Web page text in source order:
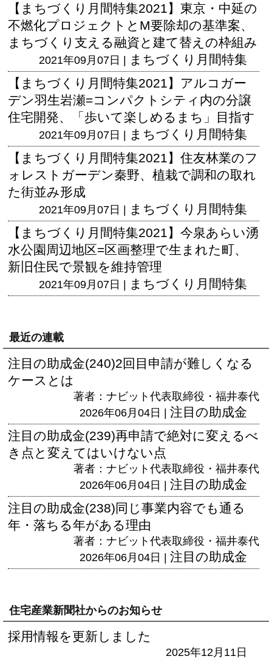
【まちづくり月間特集2021】東京・中延の
不燃化プロジェクトとM要除却の基準案、
まちづくり支える融資と建て替えの枠組み
2021年09月07日 | まちづくり月間特集
【まちづくり月間特集2021】アルコガー
デン羽生岩瀬=コンパクトシティ内の分譲
住宅開発、「歩いて楽しめるまち」目指す
2021年09月07日 | まちづくり月間特集
【まちづくり月間特集2021】住友林業のフ
ォレストガーデン秦野、植栽で調和の取れ
た街並み形成
2021年09月07日 | まちづくり月間特集
【まちづくり月間特集2021】今泉あらい湧
水公園周辺地区=区画整理で生まれた町、
新旧住民で景観を維持管理
2021年09月07日 | まちづくり月間特集
最近の連載
注目の助成金(240)2回目申請が難しくなる
ケースとは
著者：ナビット代表取締役・福井泰代
2026年06月04日 | 注目の助成金
注目の助成金(239)再申請で絶対に変えるべ
き点と変えてはいけない点
著者：ナビット代表取締役・福井泰代
2026年06月04日 | 注目の助成金
注目の助成金(238)同じ事業内容でも通る
年・落ちる年がある理由
著者：ナビット代表取締役・福井泰代
2026年06月04日 | 注目の助成金
住宅産業新聞社からのお知らせ
採用情報を更新しました
2025年12月11日